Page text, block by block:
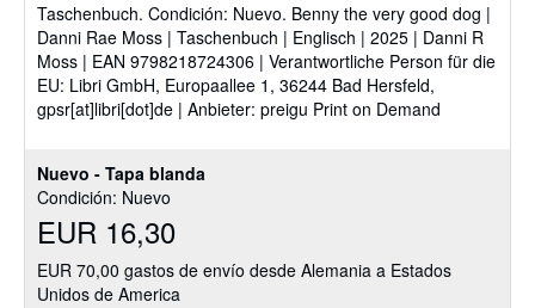
Nuevo - Tapa blanda
Condición: Nuevo
EUR 16,30
EUR 70,00 gastos de envío desde Alemania a Estados
Unidos de America
5
de
5
estrellas
Taschenbuch. Condición: Nuevo. Benny the very good dog |
Danni Rae Moss | Taschenbuch | Englisch | 2025 | Danni R
Moss | EAN 9798218724306 | Verantwortliche Person für die
EU: Libri GmbH, Europaallee 1, 36244 Bad Hersfeld,
gpsr[at]libri[dot]de | Anbieter: preigu Print on Demand